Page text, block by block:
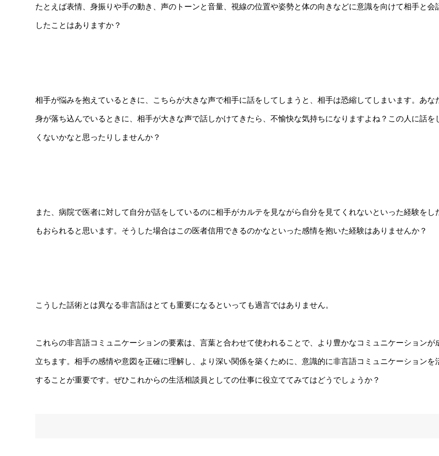
たとえば表情、身振りや手の動き、声のトーンと音量、視線の位置や姿勢と体の向きなどに意識を向けて相手と会
したことはありますか？
相手が悩みを抱えているときに、こちらが大きな声で相手に話をしてしまうと、相手は恐縮してしまいます。あな
身が落ち込んでいるときに、相手が大きな声で話しかけてきたら、不愉快な気持ちになりますよね？この人に話を
くないかなと思ったりしませんか？
また、病院で医者に対して自分が話をしているのに相手がカルテを見ながら自分を見てくれないといった経験をし
もおられると思います。そうした場合はこの医者信用できるのかなといった感情を抱いた経験はありませんか？
こうした話術とは異なる非言語はとても重要になるといっても過言ではありません。
これらの非言語コミュニケーションの要素は、言葉と合わせて使われることで、より豊かなコミュニケーションが
立ちます。相手の感情や意図を正確に理解し、より深い関係を築くために、意識的に非言語コミュニケーションを
することが重要です。ぜひこれからの生活相談員としての仕事に役立ててみてはどうでしょうか？